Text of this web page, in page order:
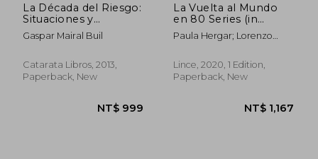
La Década del Riesgo:
Situaciones y
Narrativas de Riesgo
en España a
xxi (Investigación y
Debate) (in Spanish)
Gaspar Mairal Buil
Catarata Libros, 2013,
Paperback, New
La Vuelta al Mundo
en 80 Series (in
Spanish)
Paula Hergar; Lorenzo
Lince, 2020, 1 Edition,
Paperback, New